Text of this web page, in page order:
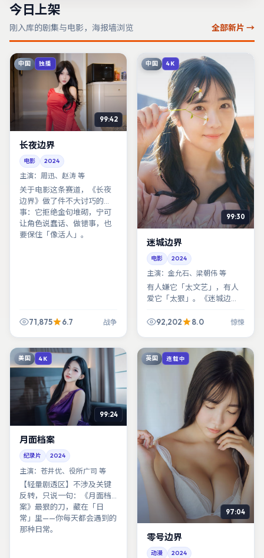
今日上架
刚入库的剧集与电影，海报墙浏览 全部新片 →
中国 独播
99:42
长夜边界
电影 2024
主演： 周迅、赵涛 等
关于电影这条赛道，《长夜
边界》做了件不大讨巧的
事：它拒绝金句堆砌，宁可
让角色说蠢话、做错事，也
要保住「像活人」。
71,875 6.7 战争
中国 4K
99:30
迷城边界
电影 2024
主演： 金允石、梁朝伟 等
有人嫌它「太文艺」，有人
爱它「太狠」。《迷城边
只负责把惊悚拍到让自己满
92,202 8.0 惊悚
美国 4K
99:24
月面档案
纪录片 2024
主演： 苍井优、役所广司 等
【轻量剧透区】不涉及关键
反转，只说一句：《月面档
案》最狠的刀，藏在「日
常」里——你每天都会遇到的
那种日常。
英国 连载中
97:04
零号边界
动漫 2024